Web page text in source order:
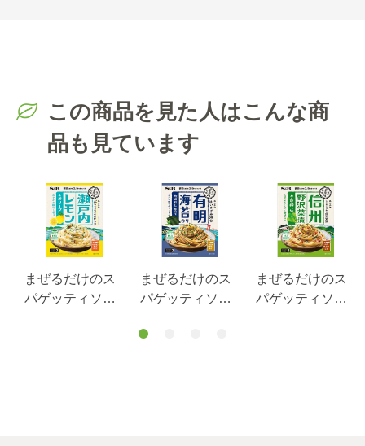
この商品を見た人はこんな商
品も見ています
まぜるだけのス
パゲッティソー
まぜるだけのス
パゲッティソー
味 有明海苔
まぜるだけのス
パゲッティソー